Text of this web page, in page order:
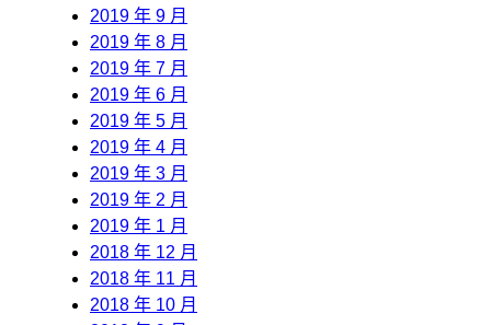
2019 年 9 月
2019 年 8 月
2019 年 7 月
2019 年 6 月
2019 年 5 月
2019 年 4 月
2019 年 3 月
2019 年 2 月
2019 年 1 月
2018 年 12 月
2018 年 11 月
2018 年 10 月